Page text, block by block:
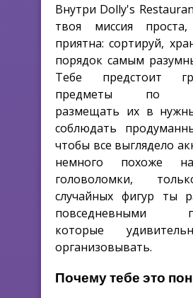
Внутри Dolly's
твоя миссия
приятна: сортируй,
порядок самым
Тебе предстоит
предметы по
размещать их в
соблюдать
чтобы все выглядело
немного похоже
головоломки,
случайных фигур ты
повседневными
которые
организовывать.
Почему тебе это